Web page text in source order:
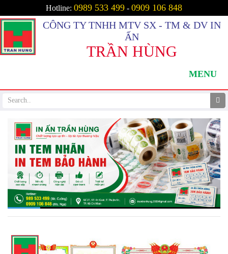
Hotline: 0989 533 499 - 0909 106 848
CÔNG TY TNHH MTV SX - TM & DV IN
ẤN
TRẦN HÙNG
MENU